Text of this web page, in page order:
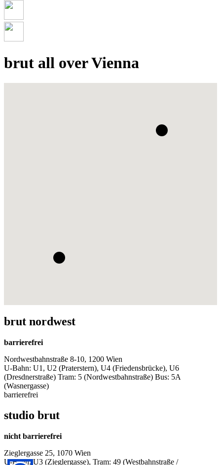
brut all over Vienna
brut nordwest
barrierefrei
Nordwestbahnstraße 8-10, 1200 Wien
U-Bahn: U1, U2 (Praterstern), U4 (Friedensbrücke), U6
(Dresdnerstraße) Tram: 5 (Nordwestbahnstraße) Bus: 5A
(Wasnergasse)
barrierefrei
studio brut
nicht barrierefrei
Zieglergasse 25, 1070 Wien
U-Bahn: U3 (Zieglergasse), Tram: 49 (Westbahnstraße /